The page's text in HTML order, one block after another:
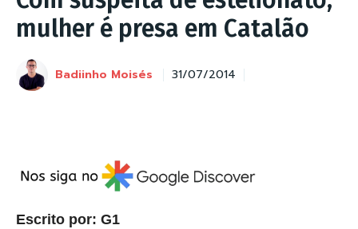
mulher é presa em Catalão
Badiinho Moisés 31/07/2014
Escrito por: G1